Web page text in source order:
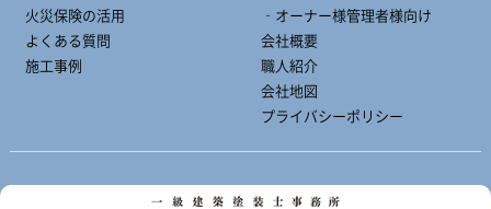
火災保険の活用
よくある質問
施工事例
‐オーナー様管理者様向け
会社概要
職人紹介
会社地図
プライバシーポリシー